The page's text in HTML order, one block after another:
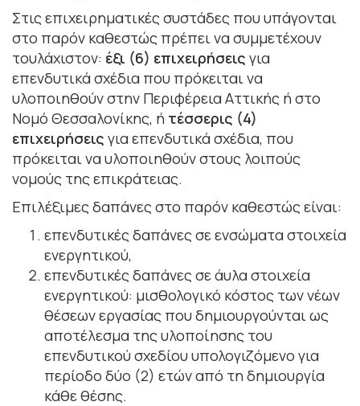
Στις επιχειρηματικές συστάδες που υπάγονται
στο παρόν καθεστώς πρέπει να συμμετέχουν
τουλάχιστον: έξι (6) επιχειρήσεις για
επενδυτικά σχέδια που πρόκειται να
υλοποιηθούν στην Περιφέρεια Αττικής ή στο
Νομό Θεσσαλονίκης, ή τέσσερις (4)
επιχειρήσεις για επενδυτικά σχέδια, που
πρόκειται να υλοποιηθούν στους λοιπούς
νομούς της επικράτειας.
Επιλέξιμες δαπάνες στο παρόν καθεστώς είναι:
επενδυτικές δαπάνες σε ενσώματα στοιχεία
ενεργητικού,
επενδυτικές δαπάνες σε άυλα στοιχεία
ενεργητικού: μισθολογικό κόστος των νέων
θέσεων εργασίας που δημιουργούνται ως
αποτέλεσμα της υλοποίησης του
επενδυτικού σχεδίου υπολογιζόμενο για
περίοδο δύο (2) ετών από τη δημιουργία
κάθε θέσης.